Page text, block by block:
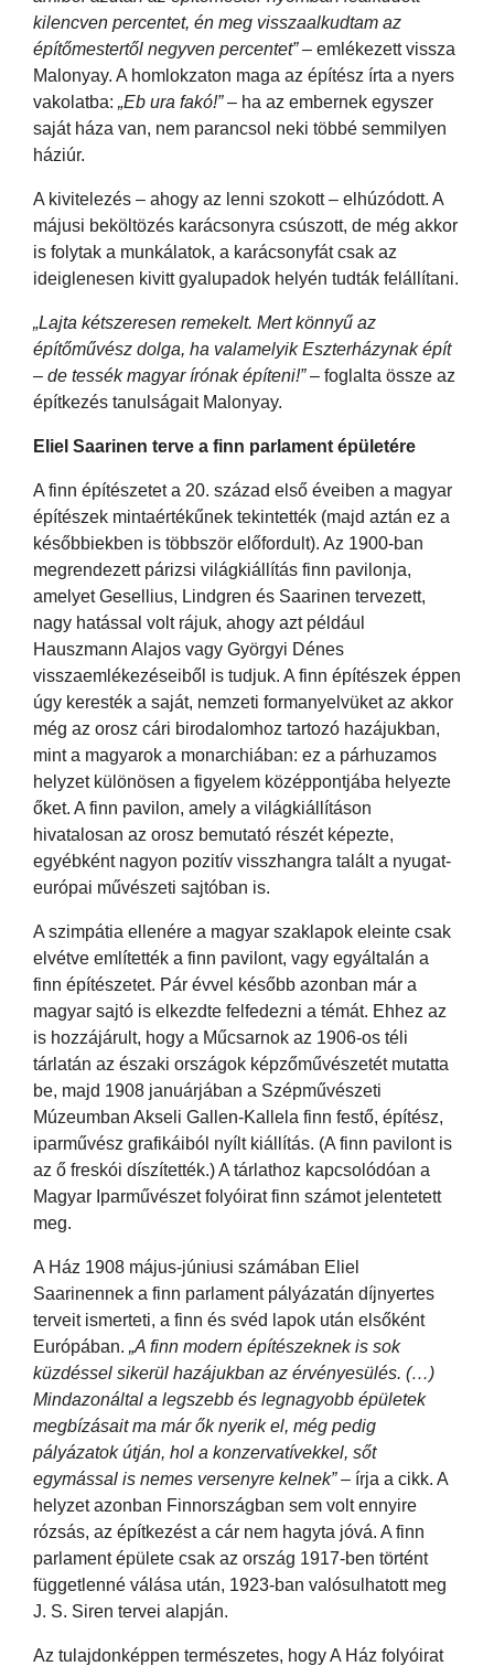
kilencven percentet, én meg visszaalkudtam az
építőmestertől negyven percentet”– emlékezett vissza
Malonyay. A homlokzaton maga az építész írta a nyers
vakolatba: „Eb ura fakó!”– ha az embernek egyszer
saját háza van, nem parancsol neki többé semmilyen
háziúr.
A kivitelezés – ahogy az lenni szokott – elhúzódott. A
májusi beköltözés karácsonyra csúszott, de még akkor
is folytak a munkálatok, a karácsonyfát csak az
ideiglenesen kivitt gyalupadok helyén tudták felállítani.
„Lajta kétszeresen remekelt. Mert könnyű az
építőművész dolga, ha valamelyik Eszterházynak épít
– de tessék magyar írónak építeni!”– foglalta össze az
építkezés tanulságait Malonyay.
Eliel Saarinen terve a finn parlament épületére
A finn építészetet a 20. század első éveiben a magyar
építészek mintaértékűnek tekintették (majd aztán ez a
későbbiekben is többször előfordult). Az 1900-ban
megrendezett párizsi világkiállítás finn pavilonja,
amelyet Gesellius, Lindgren és Saarinen tervezett,
nagy hatással volt rájuk, ahogy azt például
Hauszmann Alajos vagy Györgyi Dénes
visszaemlékezéseiből is tudjuk. A finn építészek éppen
úgy keresték a saját, nemzeti formanyelvüket az akkor
még az orosz cári birodalomhoz tartozó hazájukban,
mint a magyarok a monarchiában: ez a párhuzamos
helyzet különösen a figyelem középpontjába helyezte
őket. A finn pavilon, amely a világkiállításon
hivatalosan az orosz bemutató részét képezte,
egyébként nagyon pozitív visszhangra talált a nyugat-
európai művészeti sajtóban is.
A szimpátia ellenére a magyar szaklapok eleinte csak
elvétve említették a finn pavilont, vagy egyáltalán a
finn építészetet. Pár évvel később azonban már a
magyar sajtó is elkezdte felfedezni a témát. Ehhez az
is hozzájárult, hogy a Műcsarnok az 1906-os téli
tárlatán az északi országok képzőművészetét mutatta
be, majd 1908 januárjában a Szépművészeti
Múzeumban Akseli Gallen-Kallela finn festő, építész,
iparművész grafikáiból nyílt kiállítás. (A finn pavilont is
az ő freskói díszítették.) A tárlathoz kapcsolódóan a
Magyar Iparművészet folyóirat finn számot jelentetett
meg.
A Ház 1908 május-júniusi számában Eliel
Saarinennek a finn parlament pályázatán díjnyertes
terveit ismerteti, a finn és svéd lapok után elsőként
Európában. „A finn modern építészeknek is sok
küzdéssel sikerül hazájukban az érvényesülés. (…)
Mindazonáltal a legszebb és legnagyobb épületek
megbízásait ma már ők nyerik el, még pedig
pályázatok útján, hol a konzervatívekkel, sőt
egymással is nemes versenyre kelnek”– írja a cikk. A
helyzet azonban Finnországban sem volt ennyire
rózsás, az építkezést a cár nem hagyta jóvá. A finn
parlament épülete csak az ország 1917-ben történt
függetlenné válása után, 1923-ban valósulhatott meg
J. S. Siren tervei alapján.
Az tulajdonképpen természetes, hogy A Ház folyóirat